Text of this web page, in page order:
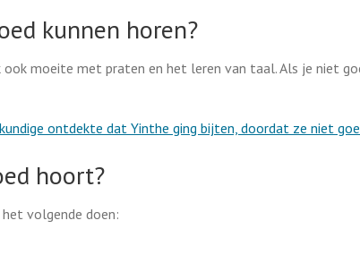
kunnen horen?
ook moeite met praten en het leren van taal. Als je niet
ontdekte dat Yinthe ging bijten, doordat ze niet
hoort?
volgende doen: